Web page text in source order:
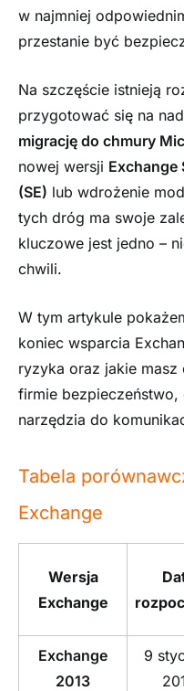
w najmniej
przestanie być
Na szczęście istnieją
przygotować się na
migrację do chmury
nowej wersji Exchange
(SE) lub wdrożenie
tych dróg ma swoje
kluczowe jest jedno –
chwili.
W tym artykule
koniec wsparcia
ryzyka oraz jakie
firmie bezpieczeństwo,
narzędzia do
Tabela
Exchange
Wersja
Exchange
Exchange
2013
9